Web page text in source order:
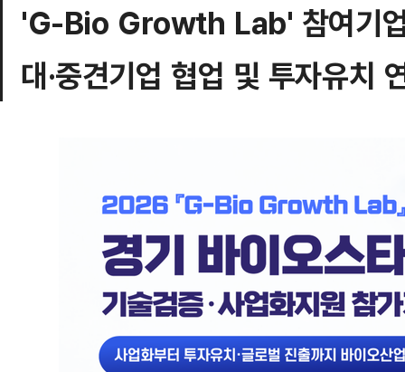
'G-Bio Growth Lab' 참여기
대·중견기업 협업 및 투자유치